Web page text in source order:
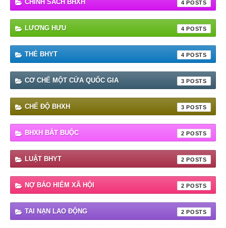
CHÍNH SÁCH BHXH 4
LƯƠNG HƯU 4
THẺ BHYT 4
CƠ CHẾ MỘT CỬA QUỐC GIA 3
CHẾ ĐỘ BHXH 3
BHXH BẮT BUỘC 2
LUẬT BHYT 2
NỢ BẢO HIỂM XÃ HỘI 2
TAI NẠN LAO ĐỘNG 2